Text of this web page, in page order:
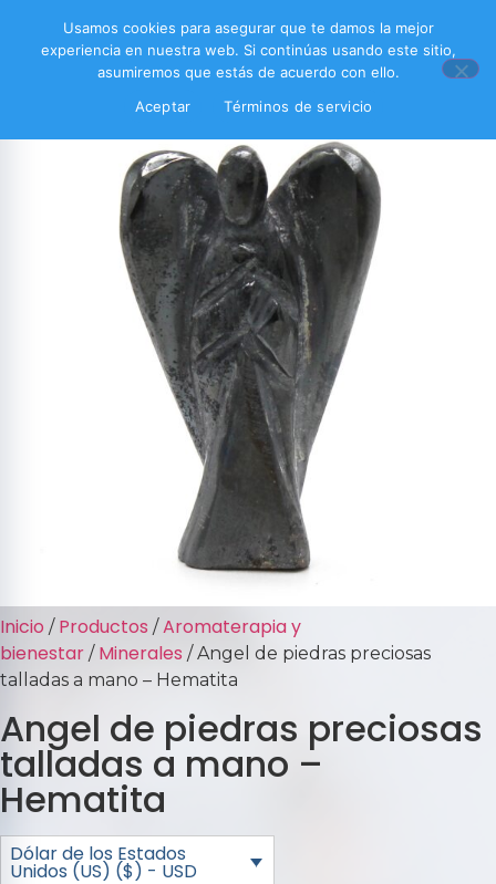
Inicio / Productos /Aromaterapia y
bienestar / Minerales / Angel de piedras preciosas
talladas a mano – Hematita
Angel de piedras preciosas
talladas a mano –
Hematita
Dólar de los Estados
Unidos (US) ($) - USD
Usamos cookies para asegurar que te damos la mejor
experiencia en nuestra web. Si continúas usando este sitio,
asumiremos que estás de acuerdo con ello.
Aceptar
Términos de servicio